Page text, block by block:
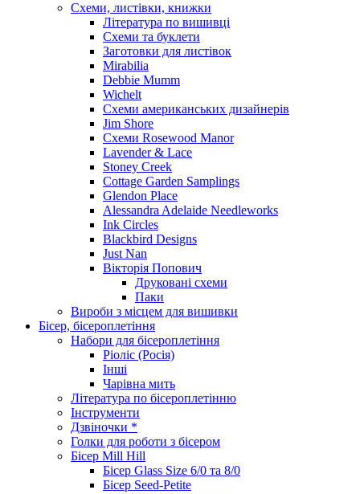
Схеми, листівки, книжки
Література по вишивці
Схеми та буклети
Заготовки для листівок
Mirabilia
Debbie Mumm
Wichelt
Схеми американських дизайнерів
Jim Shore
Cхеми Rosewood Manor
Lavender & Lace
Stoney Creek
Cottage Garden Samplings
Glendon Place
Alessandra Adelaide Needleworks
Ink Circles
Blackbird Designs
Just Nan
Вікторія Попович
Друковані схеми
Паки
Вироби з місцем для вишивки
Бісер, бісероплетіння
Набори для бісероплетіння
Ріоліс (Росія)
Інші
Чарівна мить
Література по бісероплетінню
Інструменти
Дзвіночки *
Голки для роботи з бісером
Бісер Mill Hill
Бісер Glass Size 6/0 та 8/0
Бісер Seed-Petite